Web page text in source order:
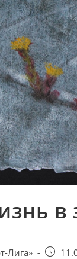
Лига»
Запись